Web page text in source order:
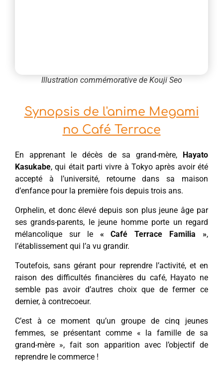
Illustration commémorative de Kouji Seo
Synopsis de l'anime Megami
no Café Terrace
En apprenant le décès de sa grand-mère,
Hayato
Kasukabe, qui était parti vivre à Tokyo après avoir été
accepté à l’université, retourne dans sa maison
d’enfance pour la première fois depuis trois ans.
Orphelin, et donc élevé depuis son plus jeune âge par
ses grands-parents, le jeune homme porte un regard
mélancolique sur le « Café Terrace Familia »,
l’établissement qui l’a vu grandir.
Toutefois, sans gérant pour reprendre l’activité, et en
raison des difficultés financières du café, Hayato ne
semble pas avoir d’autres choix que de fermer ce
dernier, à contrecoeur.
C’est à ce moment qu’un groupe de cinq jeunes
femmes, se présentant comme « la famille de sa
grand-mère », fait son apparition avec l’objectif de
reprendre le commerce !